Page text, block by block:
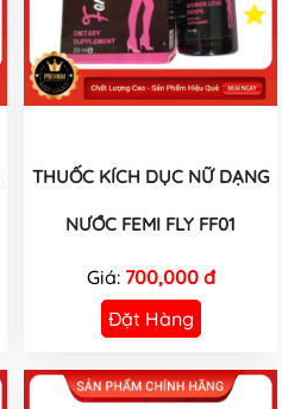
THUỐC KÍCH DỤC NỮ DẠNG
NƯỚC FEMI FLY FF01
Giá: 700,000 đ
Đặt Hàng